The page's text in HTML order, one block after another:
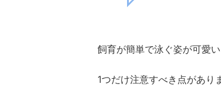
飼育が簡単で泳ぐ姿が可愛い
1つだけ注意すべき点があり